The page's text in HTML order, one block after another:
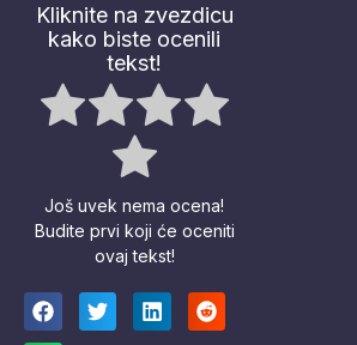
Kliknite na zvezdicu
kako biste ocenili
tekst!
Još uvek nema ocena!
Budite prvi koji će oceniti
ovaj tekst!